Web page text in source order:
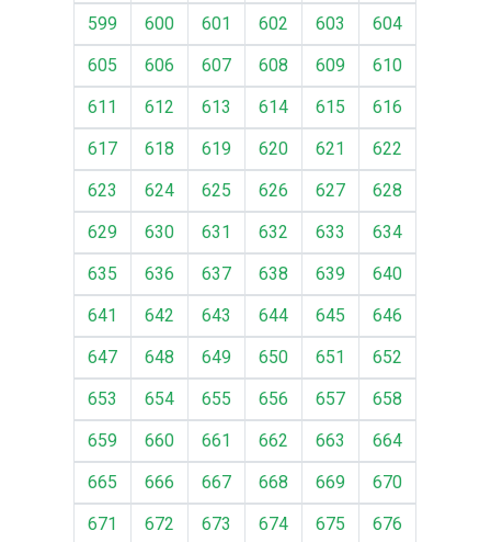
599
600 601 602 603
604
605
606 607 608 609
610
611
612 613 614 615
616
617
618 619 620 621
622
623
624 625 626 627
628
629
630 631 632 633
634
635
636 637 638 639
640
641
642 643 644 645
646
647
648 649 650 651
652
653
654 655 656 657
658
659
660 661 662 663
664
665
666 667 668 669
670
671
672 673 674 675
676